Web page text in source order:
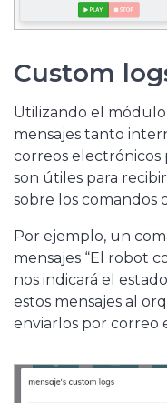
Custom
Utilizando el módulo
mensajes tanto
correos electrónicos
son útiles para
sobre los comandos
Por ejemplo, un
mensajes “El robot
nos indicará el
estos mensajes al
enviarlos por correo